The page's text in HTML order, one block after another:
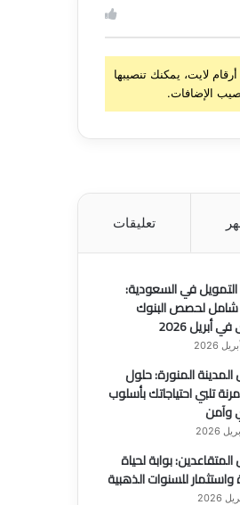
لايت، يمكنك تنصيبها
الإضافات.
تعليقات
في السعودية:
شامل لحصص البنوك
أبريل 2026
المنورة: حلول
تلبي احتياجاتك بأسلوب
وآمن
بوابة لحياة
للسنوات الذهبية